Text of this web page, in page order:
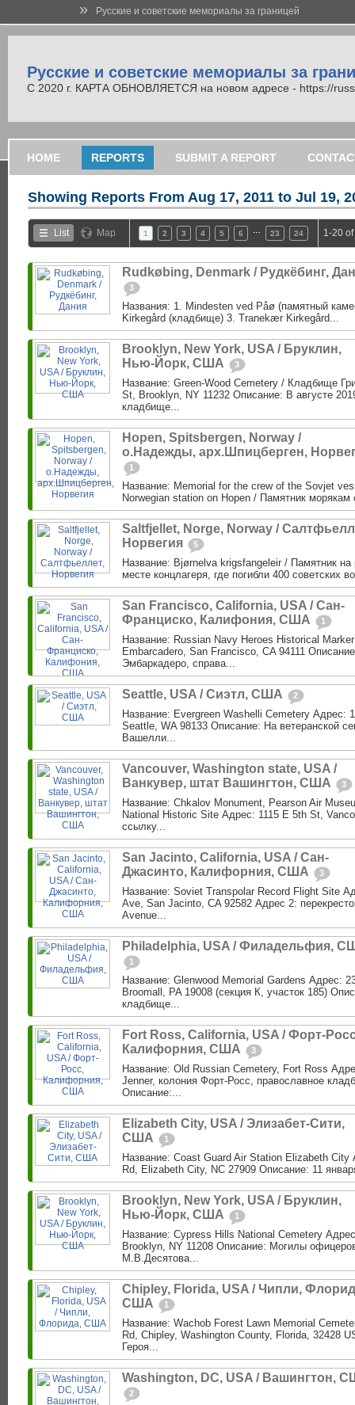
» Русские и советские мемориалы за границей
Русские и советские мемориалы за
С 2020 г. КАРТА ОБНОВЛЯЕТСЯ на новом адресе - https://
HOME REPORTS SUBMIT A REPORT
Showing Reports From Aug 17, 2011 to Jul 19,
List Map 1 2 3 4 5 6 23 24 1-20
Rudkøbing, Denmark / Рудкёбинг,
3
Названия: 1. Mindesten ved Påø (памятный
Kirkegård (кладбище) 3. Tranekær Kirkegård...
Brooklyn, New York, USA / Бруклин,
Нью-Йорк, США
3
Название: Green-Wood Cemetery / Кладбище
St, Brooklyn, NY 11232 Описание: В августе
кладбище...
Hopen, Spitsbergen, Norway /
о.Надежды, арх.Шпицберген,
1
Название: Memorial for the crew of the Sovjet
Norwegian station on Hopen / Памятник морякам
Saltfjellet, Norge, Norway /
Норвегия
5
Название: Bjørnelva krigsfangeleir / Памятник на
месте концлагеря, где погибли 400 советских
San Francisco, California, USA / Сан-
Франциско, Калифония, США
1
Название: Russian Navy Heroes Historical
Embarcadero, San Francisco, CA 94111
Эмбаркадеро, справа...
Seattle, USA / Сиэтл, США 2
Название: Evergreen Washelli Cemetery Адрес:
Seattle, WA 98133 Описание: На ветеранской
Вашелли...
Vancouver, Washington state, USA /
Ванкувер, штат Вашингтон, США
3
Название: Chkalov Monument, Pearson Air
National Historic Site Адрес: 1115 E 5th St,
ссылку...
San Jacinto, California, USA / Сан-
Джасинто, Калифорния, США
3
Название: Soviet Transpolar Record Flight Site
Ave, San Jacinto, CA 92582 Адрес 2:
Avenue...
Philadelphia, USA / Филадельфия,
1
Название: Glenwood Memorial Gardens Адрес:
Broomall, PA 19008 (секция К, участок 185)
кладбище...
Fort Ross, California, USA / Форт-
Калифорния, США
3
Название: Old Russian Cemetery, Fort Ross
Jenner, колония Форт-Росс, православное
Описание:...
Elizabeth City, USA / Элизабет-Сити,
США
1
Название: Coast Guard Air Station Elizabeth
Rd, Elizabeth City, NC 27909 Описание: 11
Brooklyn, New York, USA / Бруклин,
Нью-Йорк, США
1
Название: Cypress Hills National Cemetery
Brooklyn, NY 11208 Описание: Могилы
М.В.Десятова...
Chipley, Florida, USA / Чипли,
США
1
Название: Wachob Forest Lawn Memorial
Rd, Chipley, Washington County, Florida, 32428
Героя...
Washington, DC, USA / Вашингтон,
2